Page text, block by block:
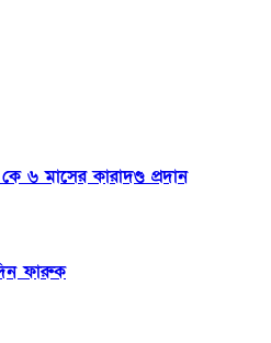
৬ মাসের কারাদণ্ড প্রদান
ফারুক